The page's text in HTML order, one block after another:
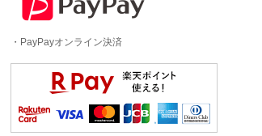
・PayPayオンライン決済